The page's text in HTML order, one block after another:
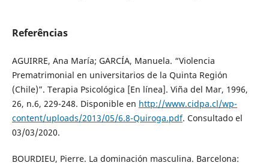
Referências
AGUIRRE, Ana María; GARCÍA, Manuela. “Violencia
Prematrimonial en universitarios de la Quinta Región
(Chile)”. Terapia Psicológica [En línea]. Viña del Mar, 1996,
26, n.6, 229-248. Disponible en http://www.cidpa.cl/wp-
content/uploads/2013/05/6.8-Quiroga.pdf. Consultado el
03/03/2020.
BOURDIEU, Pierre. La dominación masculina. Barcelona: